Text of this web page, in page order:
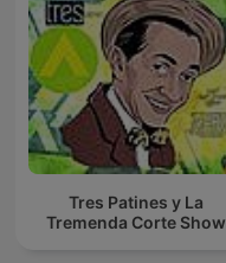
Tres Patines y La
Tremenda Corte Show